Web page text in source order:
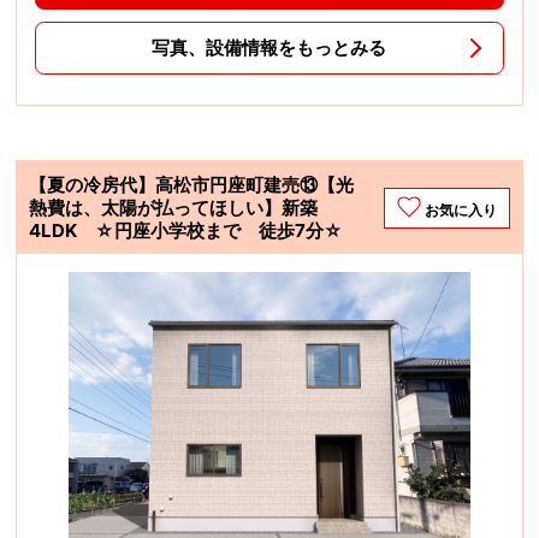
写真、設備情報をもっとみる
【夏の冷房代】高松市円座町建売⑬【光
熱費は、太陽が払ってほしい】新築
4LDK ☆円座小学校まで 徒歩7分☆
お気に入り